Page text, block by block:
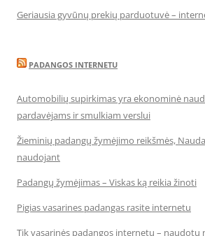
Geriausia gyvūnų prekių parduotuvė –
PADANGOS INTERNETU
Automobilių supirkimas yra ekonominė
pardavėjams ir smulkiam verslui
Žieminių padangų žymėjimo reikšmės,
naudojant
Padangų žymėjimas – Viskas ką reikia žinoti
Pigias vasarines padangas rasite internetu
Tik vasarinės padangos internetu – naudotų